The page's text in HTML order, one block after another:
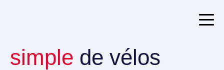
simple de vélos